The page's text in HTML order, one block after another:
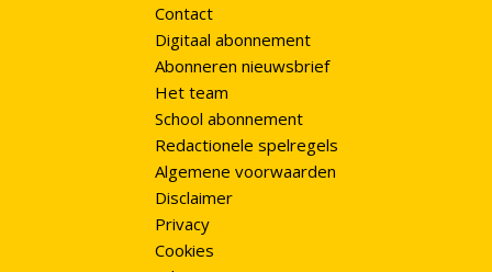
Contact
Digitaal abonnement
Abonneren nieuwsbrief
Het team
School abonnement
Redactionele spelregels
Algemene voorwaarden
Disclaimer
Privacy
Cookies